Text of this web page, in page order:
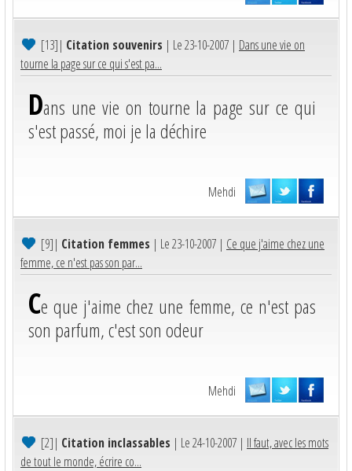
[13]| Citation souvenirs | Le 23-10-2007 | Dans une vie on
tourne la page sur ce qui s'est pa...
Dans une vie on tourne la page sur ce qui
s'est passé, moi je la déchire
Mehdi
[9]| Citation femmes | Le 23-10-2007 | Ce que j'aime chez une
femme, ce n'est pas son par...
Ce que j'aime chez une femme, ce n'est pas
son parfum, c'est son odeur
Mehdi
[2]| Citation inclassables | Le 24-10-2007 | Il faut, avec les mots
de tout le monde, écrire co...